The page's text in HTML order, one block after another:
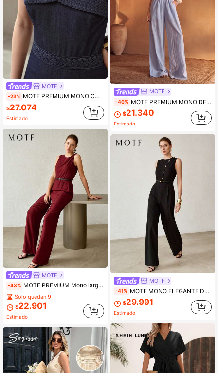
MOTF
-23% MOTF PREMIUM MONO CON EFECTO DENIM Y CREMALLERA
$27.074
Estimado
MOTF
-43% MOTF PREMIUM Mono largo de mujer de verano de mezcla de lino con diseño estructurado y cinturón
Solo quedan 9
$22.901
Estimado
MOTF
-40% MOTF PREMIUM MONO DE ALGODÓN BORDADO CON CUELLO HALTER PARA MUJER, PRIMAVERA/VERANO
$21.340
Estimado
MOTF
-41% MOTF MONO ELEGANTE DE PATCHWORK PREMIUM CON CINTURA ALTA ESTILIZADORA, PIERNA ANCHA Y LARGA, SIN MANGAS, PARA EL DÍA A DÍA PARA MUJERES
$29.991
Estimado